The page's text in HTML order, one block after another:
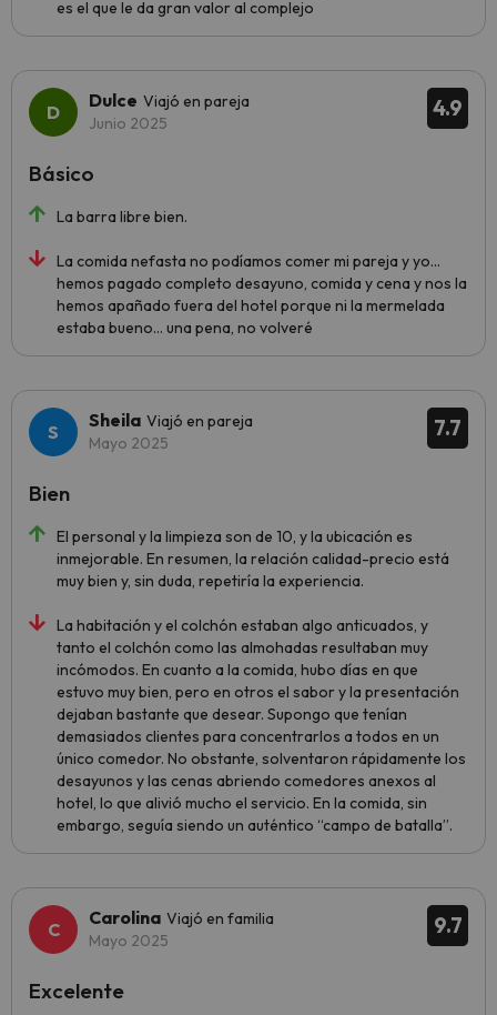
es el que le da gran valor al complejo
4.9
Dulce Viajó en pareja
Junio 2025
La barra libre bien.
La comida nefasta no podíamos comer mi pareja y yo…
hemos pagado completo desayuno, comida y cena y nos la
hemos apañado fuera del hotel porque ni la mermelada
estaba bueno… una pena, no volveré
Básico
7.7
Sheila Viajó en pareja
Mayo 2025
El personal y la limpieza son de 10, y la ubicación es
inmejorable. En resumen, la relación calidad-precio está
muy bien y, sin duda, repetiría la experiencia.
La habitación y el colchón estaban algo anticuados, y
tanto el colchón como las almohadas resultaban muy
incómodos. En cuanto a la comida, hubo días en que
estuvo muy bien, pero en otros el sabor y la presentación
dejaban bastante que desear. Supongo que tenían
demasiados clientes para concentrarlos a todos en un
único comedor. No obstante, solventaron rápidamente los
desayunos y las cenas abriendo comedores anexos al
hotel, lo que alivió mucho el servicio. En la comida, sin
embargo, seguía siendo un auténtico “campo de batalla”.
Bien
9.7
Carolina Viajó en familia
Mayo 2025
Excelente